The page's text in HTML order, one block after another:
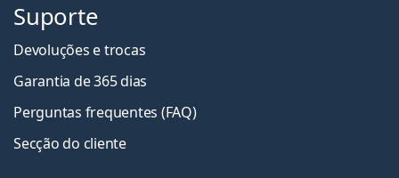
Suporte
Devoluções e trocas
Garantia de 365 dias
Perguntas frequentes (FAQ)
Secção do cliente